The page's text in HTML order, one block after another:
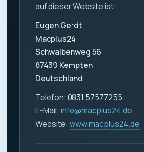
auf dieser Website ist:
Eugen Gerdt
Macplus24
Schwalbenweg 56
87439 Kempten
Deutschland
Telefon: 0831 57577255
E-Mail: info@macplus24.de
Website: www.macplus24.de